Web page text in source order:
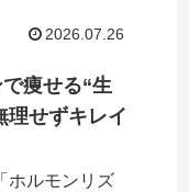
2026.07.26
痩せる“生
理せずキレイ
ホルモンリズ